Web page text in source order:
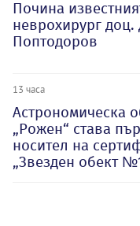
Почина
неврохирург доц.
Поптодоров
13 часа
Астрономическа
„Рожен“ става
носител на
„Звезден обект